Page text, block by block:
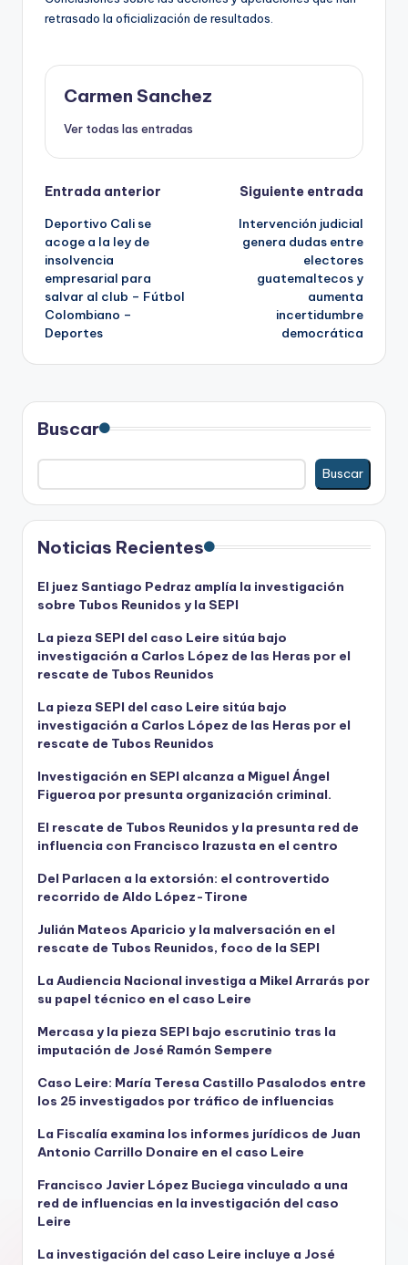
retrasado la oficialización de resultados.
Carmen Sanchez
Ver todas las entradas
Navegación
de
entradas
Entrada anterior
Deportivo Cali se
acoge a la ley de
insolvencia
empresarial para
salvar al club – Fútbol
Colombiano –
Deportes
Siguiente entrada
Intervención judicial
genera dudas entre
electores
guatemaltecos y
aumenta
incertidumbre
democrática
Buscar
Buscar
Noticias Recientes
El juez Santiago Pedraz amplía la investigación
sobre Tubos Reunidos y la SEPI
La pieza SEPI del caso Leire sitúa bajo
investigación a Carlos López de las Heras por el
rescate de Tubos Reunidos
La pieza SEPI del caso Leire sitúa bajo
investigación a Carlos López de las Heras por el
rescate de Tubos Reunidos
Investigación en SEPI alcanza a Miguel Ángel
Figueroa por presunta organización criminal.
El rescate de Tubos Reunidos y la presunta red de
influencia con Francisco Irazusta en el centro
Del Parlacen a la extorsión: el controvertido
recorrido de Aldo López-Tirone
Julián Mateos Aparicio y la malversación en el
rescate de Tubos Reunidos, foco de la SEPI
La Audiencia Nacional investiga a Mikel Arrarás por
su papel técnico en el caso Leire
Mercasa y la pieza SEPI bajo escrutinio tras la
imputación de José Ramón Sempere
Caso Leire: María Teresa Castillo Pasalodos entre
los 25 investigados por tráfico de influencias
La Fiscalía examina los informes jurídicos de Juan
Antonio Carrillo Donaire en el caso Leire
Francisco Javier López Buciega vinculado a una
red de influencias en la investigación del caso
Leire
La investigación del caso Leire incluye a José